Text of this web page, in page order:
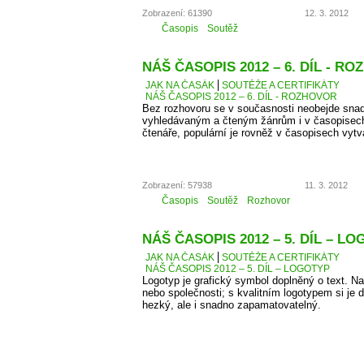
Zobrazení: 61390 12. 3. 2012
Časopis Soutěž
NÁŠ ČASOPIS 2012 – 6. DÍL -
JAK NA ČASÁK
SOUTĚŽE A CERTIFIKÁTY
NÁŠ ČASOPIS 2012 – 6. DÍL - ROZHOVOR
Bez rozhovoru se v současnosti neobejde
vyhledávaným a čteným žánrům i v
čtenáře, populární je rovněž v časopisech
Zobrazení: 57938 11. 3. 2012
Časopis Soutěž Rozhovor
NÁŠ ČASOPIS 2012 – 5. DÍL –
JAK NA ČASÁK
SOUTĚŽE A CERTIFIKÁTY
NÁŠ ČASOPIS 2012 – 5. DÍL – LOGOTYP
Logotyp je grafický symbol doplněný o text.
nebo společnosti; s kvalitním logotypem si je
hezký, ale i snadno zapamatovatelný.